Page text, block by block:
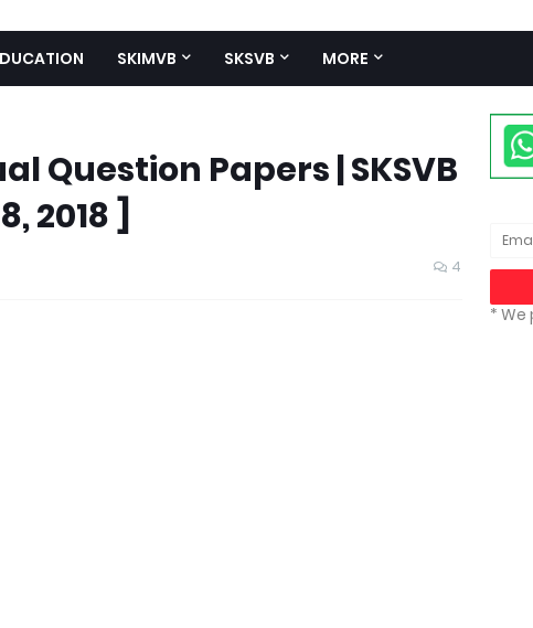
SKIMVB SKSVB MORE
Question Papers | SKSVB
2018 ]
4
*